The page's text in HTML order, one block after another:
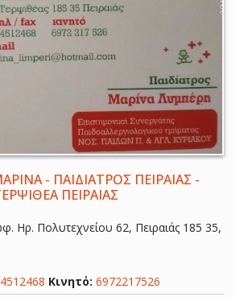
- ΠΑΙΔΙΑΤΡΟΣ ΠΕΙΡΑΙΑΣ -
ΠΕΙΡΑΙΑΣ
Ηρ. Πολυτεχνείου 62, Πειραιάς 185 35,
Κινητό: 6972217526